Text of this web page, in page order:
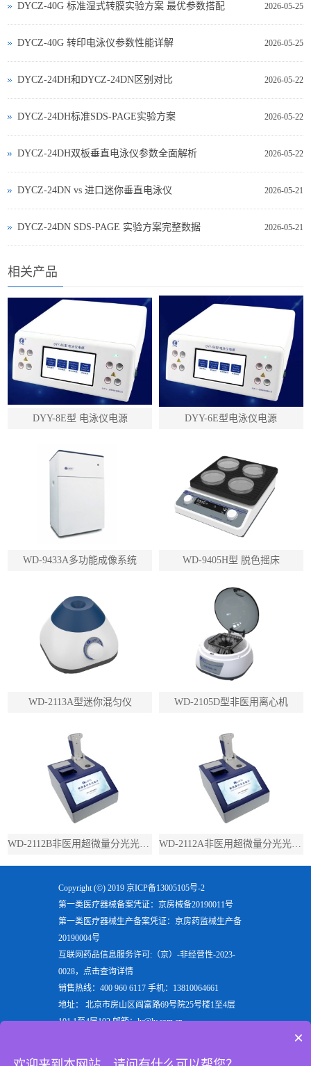
2026-05-25
DYCZ-40G 标准湿式转膜实验方案 最优参数搭配
2026-05-25
DYCZ-40G 转印电泳仪参数性能详解
2026-05-22
DYCZ-24DH和DYCZ-24DN区别对比
2026-05-22
DYCZ-24DH标准SDS-PAGE实验方案
2026-05-22
DYCZ-24DH双板垂直电泳仪参数全面解析
2026-05-21
DYCZ‑24DN vs 进口迷你垂直电泳仪
2026-05-21
DYCZ‑24DN SDS‑PAGE 实验方案完整数据
相关产品
DYY-8E型 电泳仪电源 DYY-6E型电泳仪电源
WD-9433A多功能成像系统 WD-9405H型 脱色摇床
WD-2113A型迷你混匀仪 WD-2105D型非医用离心机
WD-2112B非医用超微量分光光度计（带荧光） WD-2112A非医用超微量分光光度计（不带荧光）
Copyright (©) 2019 京ICP备13005105号-2
第一类医疗器械备案凭证：京房械备20190011号
第一类医疗器械生产备案凭证：京房药监械生产备
20190004号
互联网药品信息服务许可:（京）-非经营性-2023-
0028，点击查询详情
销售热线：400 960 6117 手机：13810064661
地址： 北京市房山区阎富路69号院25号楼1至4层
101,1至4层102 邮箱：ly@ly.com.cn
×